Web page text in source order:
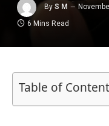
By S M
6 Mins Read
Table of